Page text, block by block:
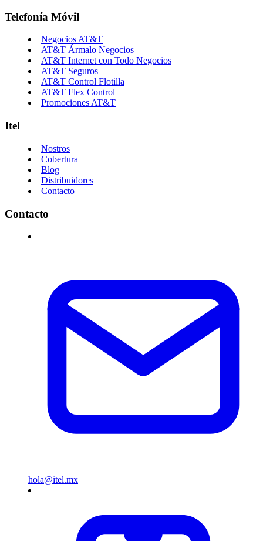
Telefonía Móvil
Negocios AT&T
AT&T Ármalo Negocios
AT&T Internet con Todo Negocios
AT&T Seguros
AT&T Control Flotilla
AT&T Flex Control
Promociones AT&T
Itel
Nostros
Cobertura
Blog
Distribuidores
Contacto
Contacto
hola@itel.mx